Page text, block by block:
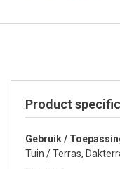
Product
Gebruik /
Tuin / Terras,